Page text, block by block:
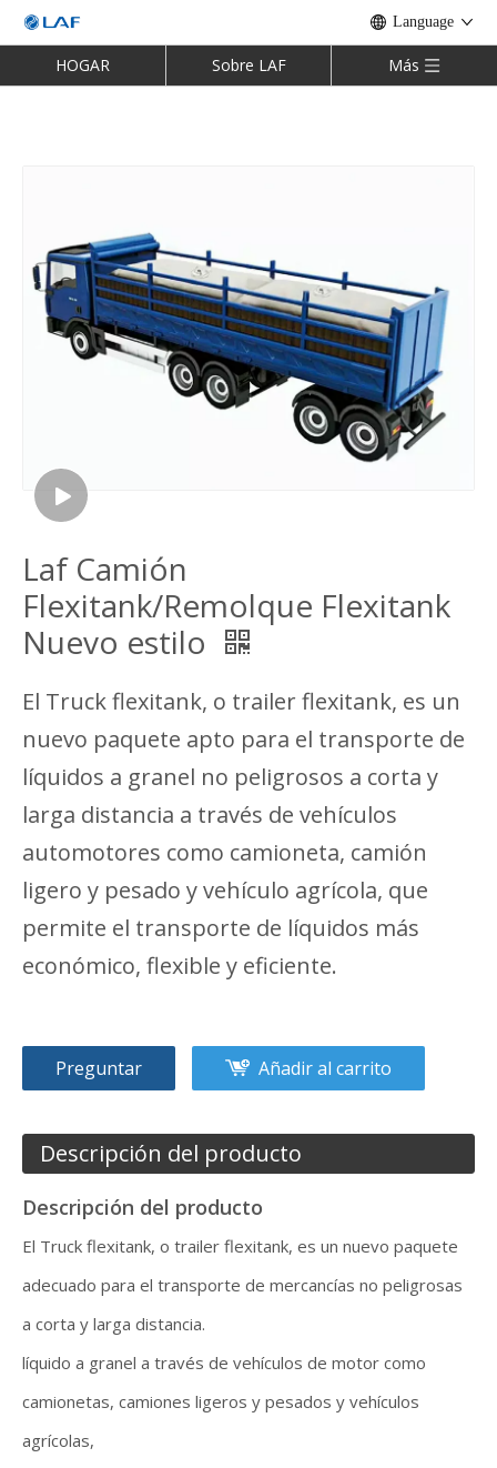
Language
HOGAR Sobre LAF Más
Laf Camión
Flexitank/Remolque Flexitank
Nuevo estilo
El Truck flexitank, o trailer flexitank, es un
nuevo paquete apto para el transporte de
líquidos a granel no peligrosos a corta y
larga distancia a través de vehículos
automotores como camioneta, camión
ligero y pesado y vehículo agrícola, que
permite el transporte de líquidos más
económico, flexible y eficiente.
Preguntar Añadir al carrito
Descripción del producto
Descripción del producto
El Truck flexitank, o trailer flexitank, es un nuevo paquete
adecuado para el transporte de mercancías no peligrosas
a corta y larga distancia.
líquido a granel a través de vehículos de motor como
camionetas, camiones ligeros y pesados ​​y vehículos
agrícolas,